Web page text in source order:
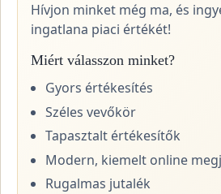
Hívjon minket még ma, és
ingatlana piaci értékét!
Miért válasszon minket?
Gyors értékesítés
Széles vevőkör
Tapasztalt értékesítők
Modern, kiemelt online
Rugalmas jutalék